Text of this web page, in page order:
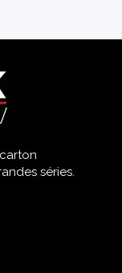
séries.